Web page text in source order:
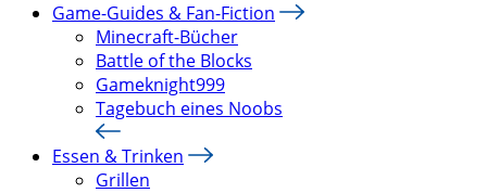
Game-Guides & Fan-Fiction
Minecraft-Bücher
Battle of the Blocks
Gameknight999
Tagebuch eines Noobs
Essen & Trinken
Grillen